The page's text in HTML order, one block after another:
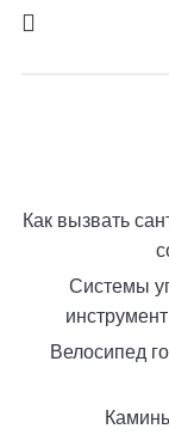
Как вызвать
Системы
Велосипед